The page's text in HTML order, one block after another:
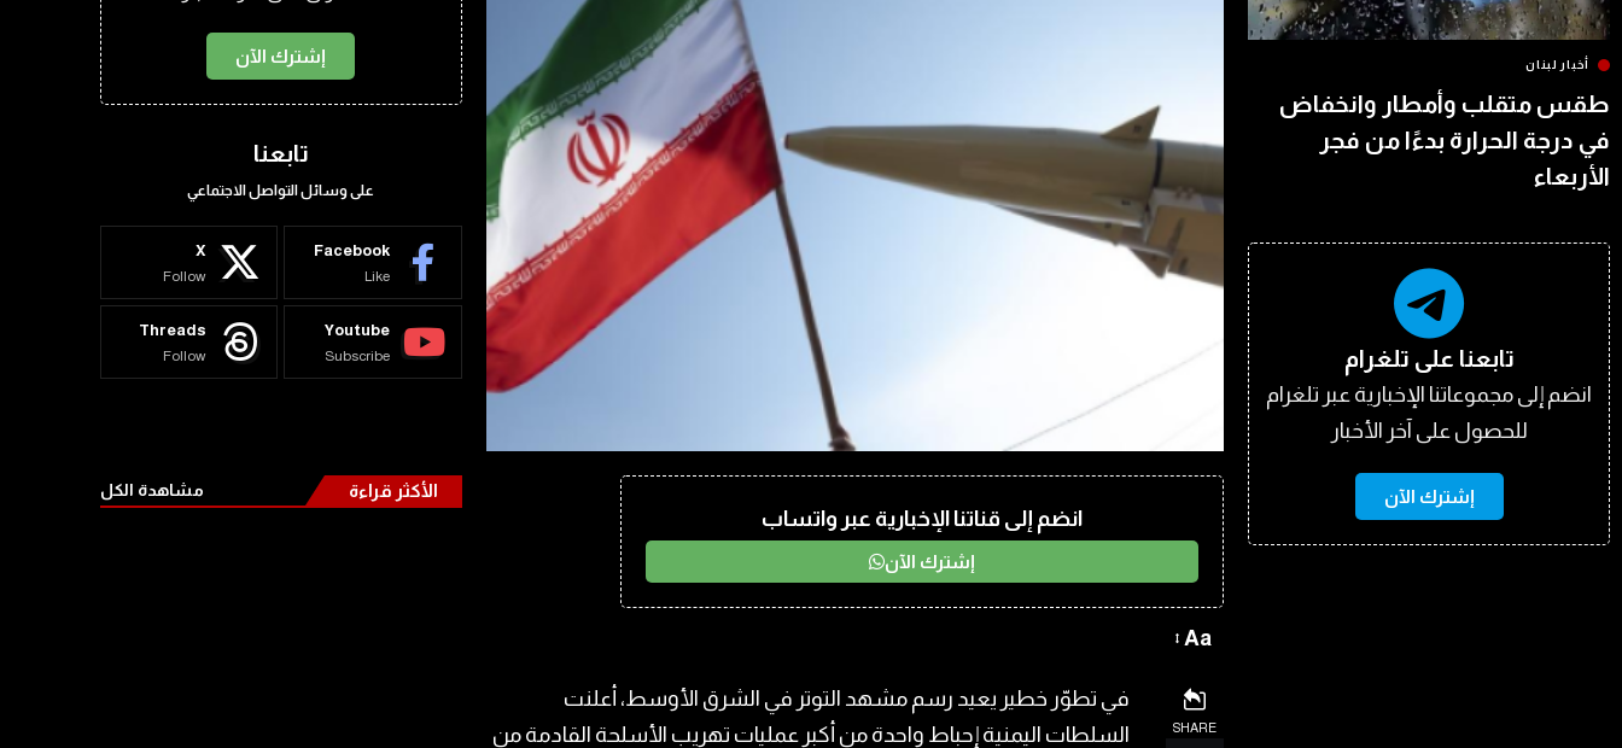
أخبار لبنان
طقس متقلب وأمطار وانخفاض
في درجة الحرارة بدءًا من فجر
الأربعاء
تابعنا على تلغرام
انضم إلى مجموعاتنا الإخبارية عبر تلغرام
للحصول على آخر الأخبار
إشترك الآن
انضم إلى قناتنا الإخبارية عبر واتساب
إشترك الآن
Aa
SHARE
في تطوّر خطير يعيد رسم مشهد التوتر في الشرق الأوسط، أعلنت
السلطات اليمنية إحباط واحدة من أكبر عمليات تهريب الأسلحة القادمة من
إشترك الآن
تابعنا
على وسائل التواصل الاجتماعي
Facebook
Like
X
Follow
Youtube
Subscribe
Threads
Follow
الأكثر قراءة مشاهدة الكل